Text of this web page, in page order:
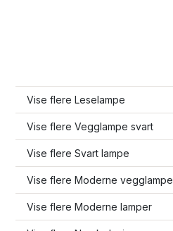
Vise flere Leselampe
Vise flere Vegglampe svart
Vise flere Svart lampe
Vise flere Moderne vegglampe
Vise flere Moderne lamper